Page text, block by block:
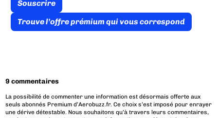
Souscrire
Trouve l’offre prémium qui vous correspond
9 commentaires
La possibilité de commenter une information est désormais offerte aux
seuls abonnés Premium d’Aerobuzz.fr. Ce choix s’est imposé pour enrayer
une dérive détestable. Nous souhaitons qu’à travers leurs commentaires,